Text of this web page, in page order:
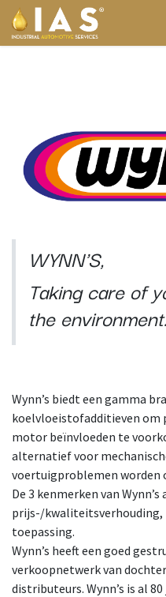
Overslaan naar inhoud
WYNN'S,
Taking care of
the environment.
Wynn’s biedt een gamma
koelvloeistofadditieven om
motor beïnvloeden te
alternatief voor
voertuigproblemen worden
De 3 kenmerken van
prijs-/kwaliteitsverhouding,
toepassing.
Wynn’s heeft een goed
verkoopnetwerk van
distributeurs. Wynn’s is al